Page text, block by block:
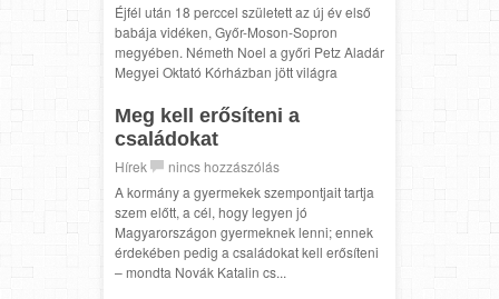
Éjfél után 18 perccel született az új év első
babája vidéken, Győr-Moson-Sopron
megyében. Németh Noel a győri Petz Aladár
Megyei Oktató Kórházban jött világra
Meg kell erősíteni a
családokat
Hírek
nincs hozzászólás
A kormány a gyermekek szempontjait tartja
szem előtt, a cél, hogy legyen jó
Magyarországon gyermeknek lenni; ennek
érdekében pedig a családokat kell erősíteni
– mondta Novák Katalin cs...